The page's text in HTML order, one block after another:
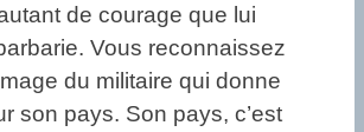
de courage que lui
Vous reconnaissez
du militaire qui donne
son pays. Son pays, c’est